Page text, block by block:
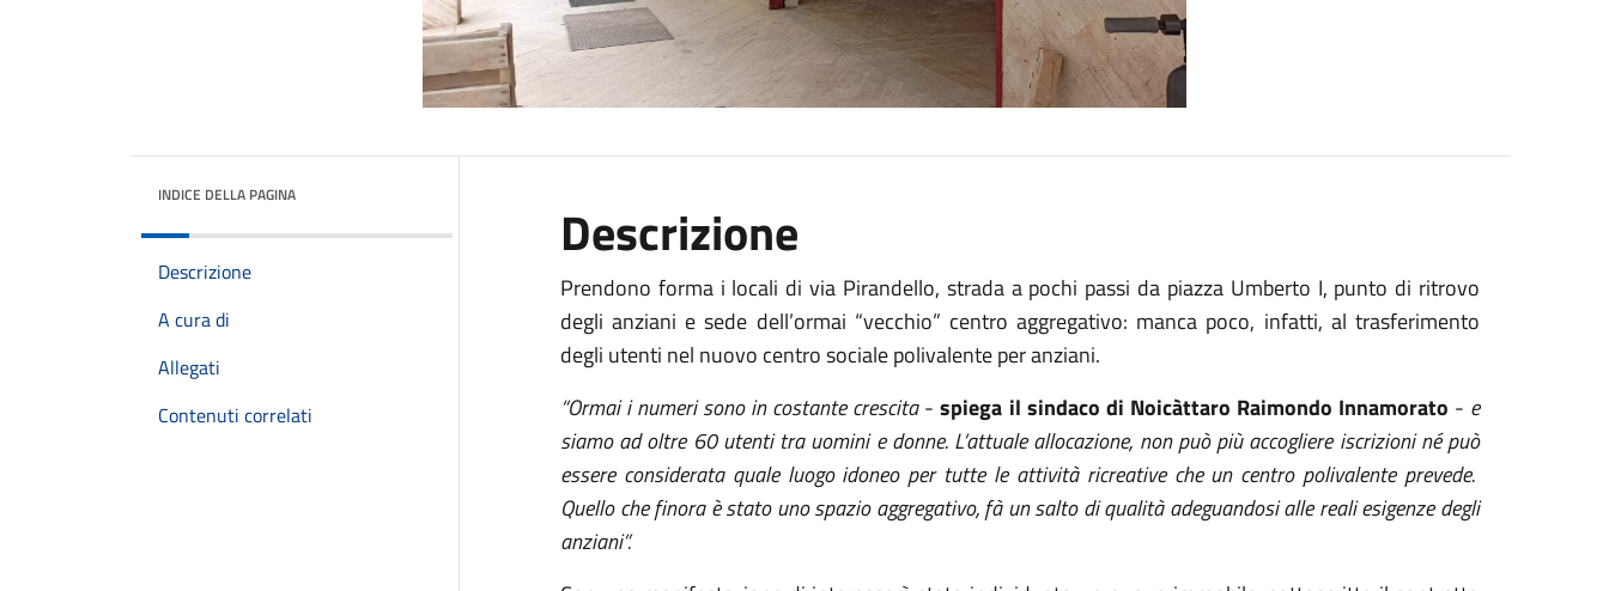
INDICE DELLA PAGINA
Descrizione
A cura di
Allegati
Contenuti correlati
Descrizione
Prendono forma i locali di via Pirandello, strada a pochi passi da piazza Umberto I, punto di ritrovo
degli anziani e sede dell’ormai “vecchio” centro aggregativo: manca poco, infatti, al trasferimento
degli utenti nel nuovo centro sociale polivalente per anziani.
“Ormai i numeri sono in costante crescita-spiega il sindaco di Noicàttaro Raimondo Innamorato - e
siamo ad oltre 60 utenti tra uomini e donne. L’attuale allocazione, non può più accogliere iscrizioni né può
essere considerata quale luogo idoneo per tutte le attività ricreative che un centro polivalente prevede.
Quello che finora è stato uno spazio aggregativo, fà un salto di qualità adeguandosi alle reali esigenze degli
anziani”.